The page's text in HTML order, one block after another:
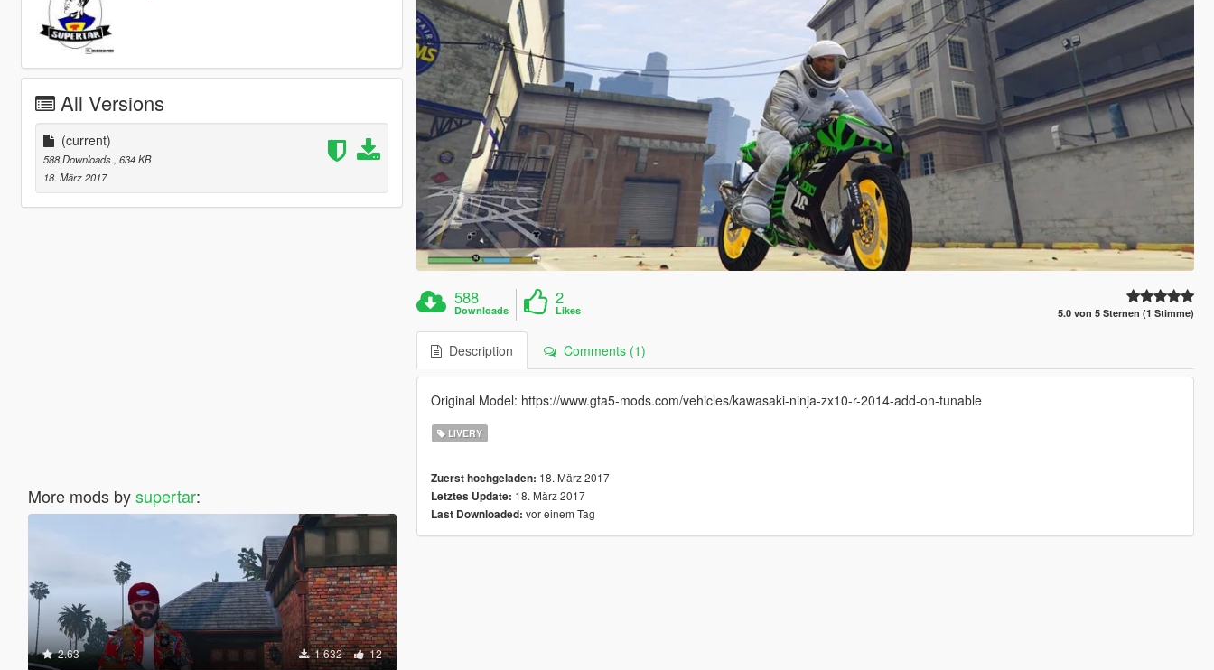
All Versions
(current)
588 Downloads , 634 KB
18. März 2017
More mods bysupertar:
2.63 1.632 12
588
Downloads
2
Likes 5.0 von 5 Sternen (1 Stimme)
Description Comments (1)
Original Model: https://www.gta5-mods.com/vehicles/kawasaki-ninja-zx10-r-2014-add-on-tunable
LIVERY
Zuerst hochgeladen: 18. März 2017
Letztes Update: 18. März 2017
Last Downloaded: vor einem Tag